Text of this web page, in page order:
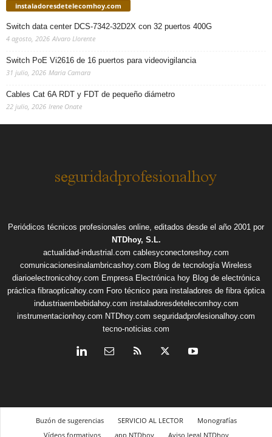
instaladoresdetelecomhoy.com
Switch data center DCS-7342-32D2X con 32 puertos 400G
4 agosto, 2026 Alvaro Llorente
Switch PoE Vi2616 de 16 puertos para videovigilancia
31 julio, 2026 Maria Camara
Cables Cat 6A RDT y FDT de pequeño diámetro
22 julio, 2026 Irene Onate
Periódicos técnicos profesionales online, editados desde el año 2001 por
NTDhoy, S.L.
actualidad-industrial.com cablesyconectoreshoy.com
comunicacionesinalambricashoy.com Blog de tecnología Wireless
diarioelectronicohoy.com Empresa Electrónica hoy Blog de electrónica
práctica fibraopticahoy.com Foro técnico para instaladores de fibra óptica
industriaembebidahoy.com instaladoresdetelecomhoy.com
instrumentacionhoy.com NTDhoy.com seguridadprofesionalhoy.com
tecno-noticias.com
Buzón de sugerencias SERVICIO AL LECTOR
Monografías
Vídeos formativos
app NTDhoy Aviso legal NTDhoy